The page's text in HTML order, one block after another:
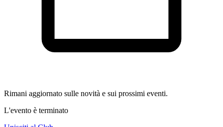
Rimani aggiornato sulle novità e sui prossimi eventi.
L'evento è terminato